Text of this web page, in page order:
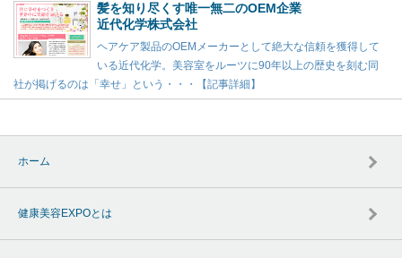
髪を知り尽くす唯一無二のOEM企業
近代化学株式会社
ヘアケア製品のOEMメーカーとして絶大な信頼を獲得して
いる近代化学。美容室をルーツに90年以上の歴史を刻む同
社が掲げるのは「幸せ」という・・・【記事詳細】
ホーム
健康美容EXPOとは